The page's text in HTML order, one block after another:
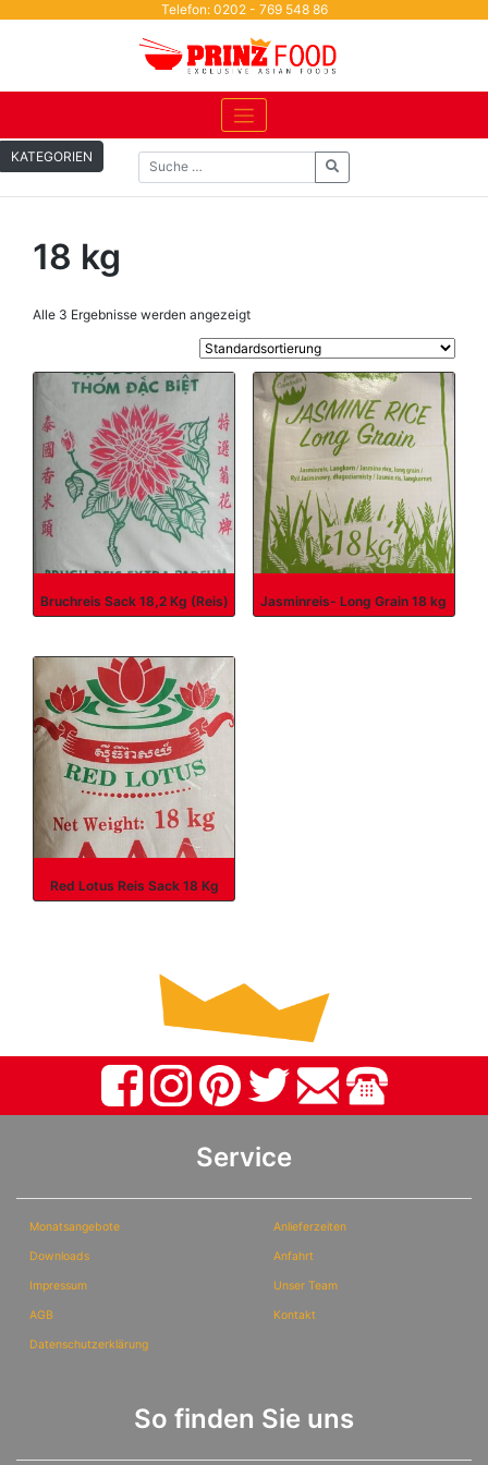
Telefon: 0202 - 769 548 86
KATEGORIEN
18 kg
Alle 3 Ergebnisse werden angezeigt
Bruchreis Sack 18,2 Kg (Reis) Jasminreis- Long Grain 18 kg
Red Lotus Reis Sack 18 Kg
Service
Monatsangebote
Downloads
Impressum
AGB
Datenschutzerklärung
Anlieferzeiten
Anfahrt
Unser Team
Kontakt
So finden Sie uns